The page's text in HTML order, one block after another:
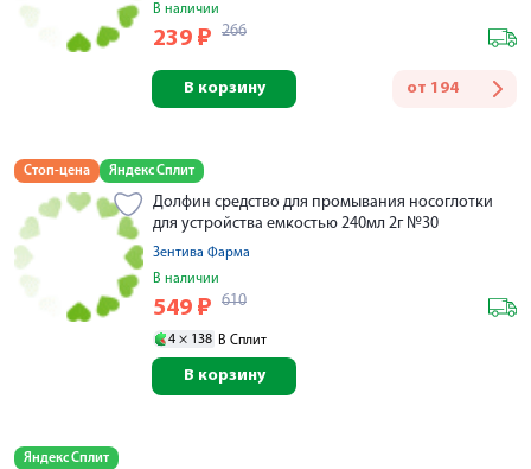
В наличии
239 ₽ 266
от 194
В корзину
Стоп-цена Яндекс Сплит
Долфин средство для промывания носоглотки
для устройства емкостью 240мл 2г №30
Зентива Фарма
В наличии
549 ₽ 610
4 × 138 В Сплит
В корзину
Яндекс Сплит